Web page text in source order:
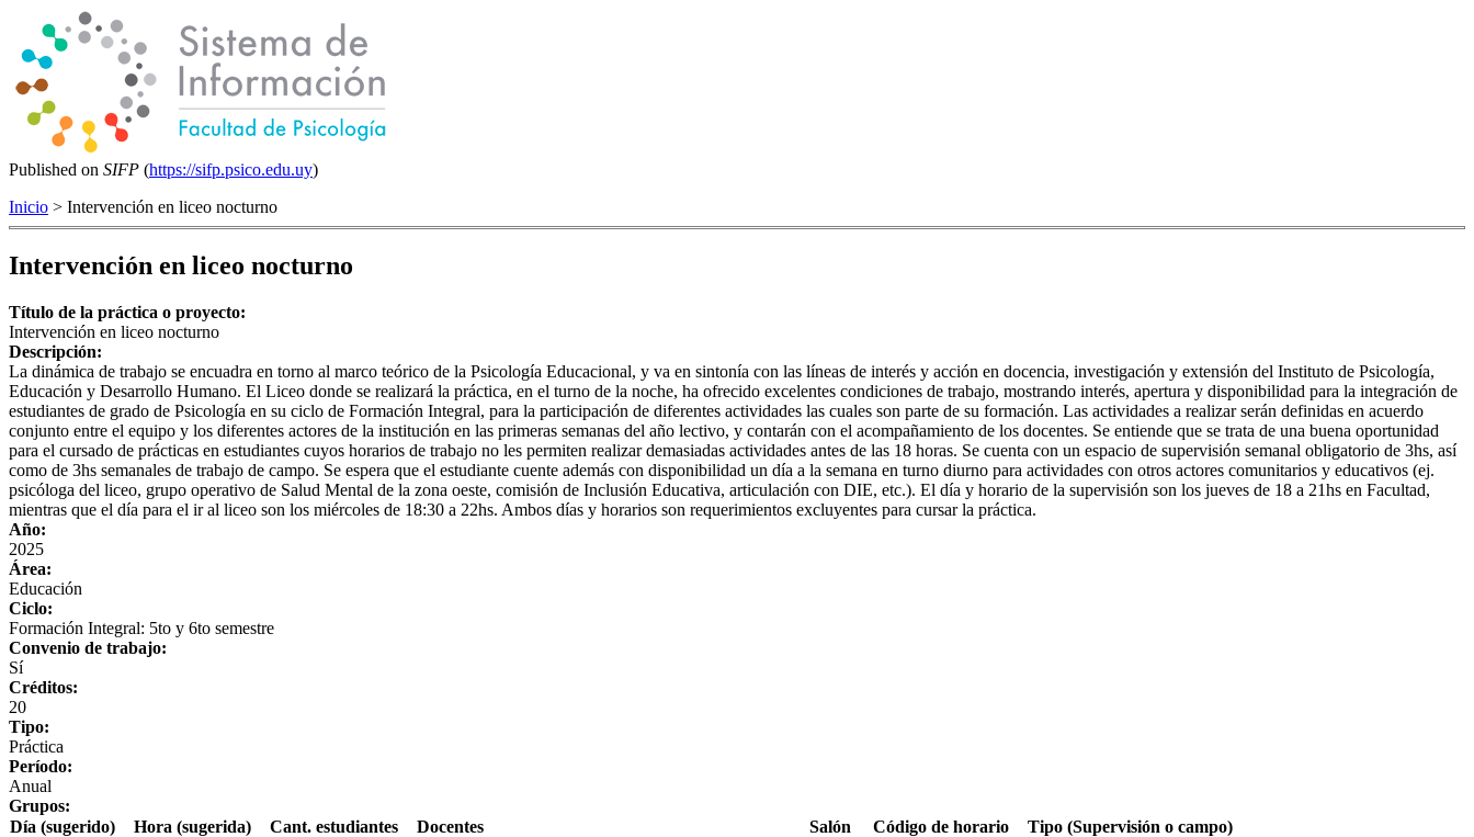
Published on SIFP (https://sifp.psico.edu.uy)
Inicio > Intervención en liceo nocturno
Intervención en liceo nocturno
Título de la práctica o proyecto:
Intervención en liceo nocturno
Descripción:
La dinámica de trabajo se encuadra en torno al marco teórico de la Psicología Educacional, y va en sintonía con las líneas de interés y acción en docencia, investigación y extensión del Instituto de Psicología,
Educación y Desarrollo Humano. El Liceo donde se realizará la práctica, en el turno de la noche, ha ofrecido excelentes condiciones de trabajo, mostrando interés, apertura y disponibilidad para la integración de
estudiantes de grado de Psicología en su ciclo de Formación Integral, para la participación de diferentes actividades las cuales son parte de su formación. Las actividades a realizar serán definidas en acuerdo
conjunto entre el equipo y los diferentes actores de la institución en las primeras semanas del año lectivo, y contarán con el acompañamiento de los docentes. Se entiende que se trata de una buena oportunidad
para el cursado de prácticas en estudiantes cuyos horarios de trabajo no les permiten realizar demasiadas actividades antes de las 18 horas. Se cuenta con un espacio de supervisión semanal obligatorio de 3hs, así
como de 3hs semanales de trabajo de campo. Se espera que el estudiante cuente además con disponibilidad un día a la semana en turno diurno para actividades con otros actores comunitarios y educativos (ej.
psicóloga del liceo, grupo operativo de Salud Mental de la zona oeste, comisión de Inclusión Educativa, articulación con DIE, etc.). El día y horario de la supervisión son los jueves de 18 a 21hs en Facultad,
mientras que el día para el ir al liceo son los miércoles de 18:30 a 22hs. Ambos días y horarios son requerimientos excluyentes para cursar la práctica.
Año:
2025
Área:
Educación
Ciclo:
Formación Integral: 5to y 6to semestre
Convenio de trabajo:
Sí
Créditos:
20
Tipo:
Práctica
Período:
Anual
Grupos:
Día (sugerido)
Hora (sugerida) Cant. estudiantes Docentes Salón Código de horario Tipo (Supervisión o campo)